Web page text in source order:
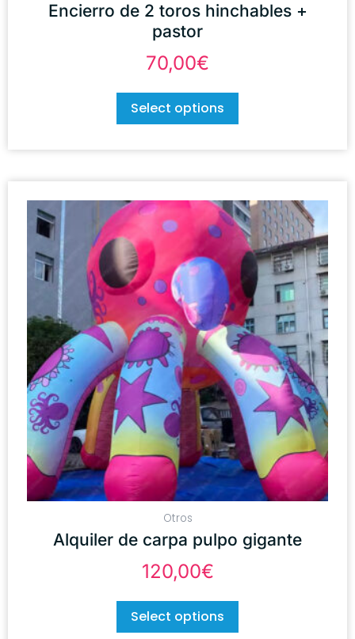
Encierro de 2 toros hinchables +
pastor
70,00€
Select options
Otros
Alquiler de carpa pulpo gigante
120,00€
Select options